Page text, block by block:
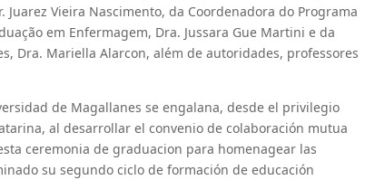
Juarez Vieira Nascimento, da Coordenadora do Programa
em Enfermagem, Dra. Jussara Gue Martini e da
Dra. Mariella Alarcon, além de autoridades, professores
de Magallanes se engalana, desde el privilegio
al desarrollar el convenio de colaboración mutua
ceremonia de graduacion para homenagear las
su segundo ciclo de formación de educación